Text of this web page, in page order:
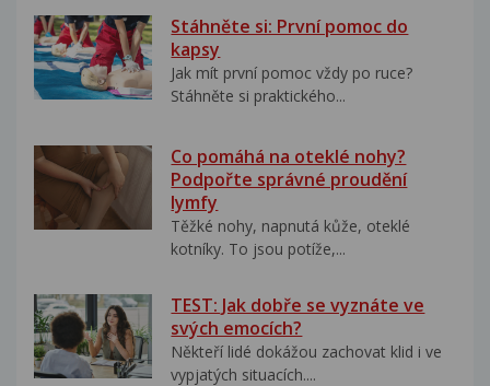
Stáhněte si: První pomoc do
kapsy
Jak mít první pomoc vždy po ruce?
Stáhněte si praktického...
Co pomáhá na oteklé nohy?
Podpořte správné proudění
lymfy
Těžké nohy, napnutá kůže, oteklé
kotníky. To jsou potíže,...
TEST: Jak dobře se vyznáte ve
svých emocích?
Někteří lidé dokážou zachovat klid i ve
vypjatých situacích....